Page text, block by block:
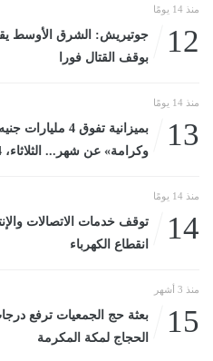
منذ 14 يومًا
12
جوتيريش: الشرق الأوسط
بوقف القتال فورا
منذ 14 يومًا
13
بميزانية تفوق
وكرامة» عن شهر... الثلاثاء، 14 يوليو 2026 10:46 صـ
منذ 14 يومًا
14
توقف خدمات الاتصالات
انقطاع الكهرباء
منذ 3 أشهر
15
بعثة حج الجمعيات ترفع
الحجاج لمكة المكرمة